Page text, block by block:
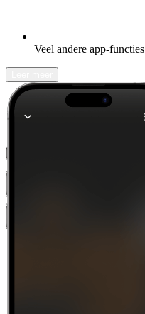
Veel andere app-functies